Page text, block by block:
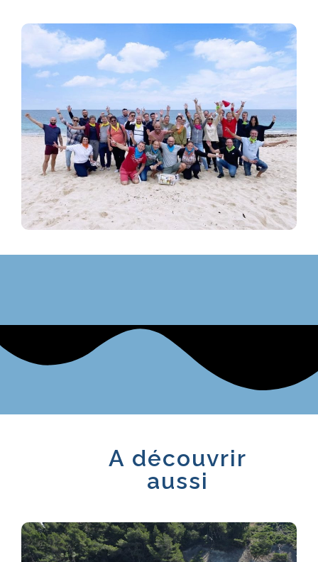
A découvrir
aussi